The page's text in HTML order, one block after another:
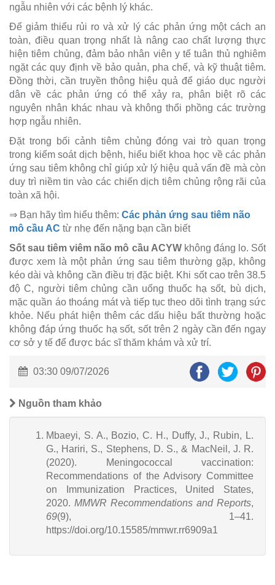
ngẫu nhiên với các bệnh lý khác.
Để giảm thiểu rủi ro và xử lý các phản ứng một cách an
toàn, điều quan trọng nhất là nâng cao chất lượng thực
hiện tiêm chủng, đảm bảo nhân viên y tế tuân thủ nghiêm
ngặt các quy định về bảo quản, pha chế, và kỹ thuật tiêm.
Đồng thời, cần truyền thông hiệu quả để giáo dục người
dân về các phản ứng có thể xảy ra, phân biệt rõ các
nguyên nhân khác nhau và không thổi phồng các trường
hợp ngẫu nhiên.
Đặt trong bối cảnh tiêm chủng đóng vai trò quan trọng
trong kiểm soát dịch bệnh, hiểu biết khoa học về các phản
ứng sau tiêm không chỉ giúp xử lý hiệu quả vấn đề mà còn
duy trì niềm tin vào các chiến dịch tiêm chủng rộng rãi của
toàn xã hội.
⇒ Bạn hãy tìm hiểu thêm: Các phản ứng sau tiêm não
mô cầu AC từ nhẹ đến nặng bạn cần biết
Sốt sau tiêm viêm não mô cầu ACYWkhông đáng lo. Sốt
được xem là một phản ứng sau tiêm thường gặp, không
kéo dài và không cần điều trị đặc biệt. Khi sốt cao trên 38.5
độ C, người tiêm chủng cần uống thuốc hạ sốt, bù dịch,
mặc quần áo thoáng mát và tiếp tục theo dõi tình trạng sức
khỏe. Nếu phát hiện thêm các dấu hiệu bất thường hoặc
không đáp ứng thuốc hạ sốt, sốt trên 2 ngày cần đến ngay
cơ sở y tế để được bác sĩ thăm khám và xử trí.
03:30 09/07/2026
Nguồn tham khảo
Mbaeyi, S. A., Bozio, C. H., Duffy, J., Rubin, L.
G., Hariri, S., Stephens, D. S., & MacNeil, J. R.
(2020). Meningococcal vaccination:
Recommendations of the Advisory Committee
on Immunization Practices, United States,
2020. MMWR Recommendations and Reports,
69(9), 1–41.
https://doi.org/10.15585/mmwr.rr6909a1